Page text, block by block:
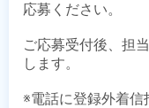
応募ください。
ご応募受付後、担
します。
※電話に登録外着信